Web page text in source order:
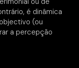
é dinâmica
(ou
a percepção